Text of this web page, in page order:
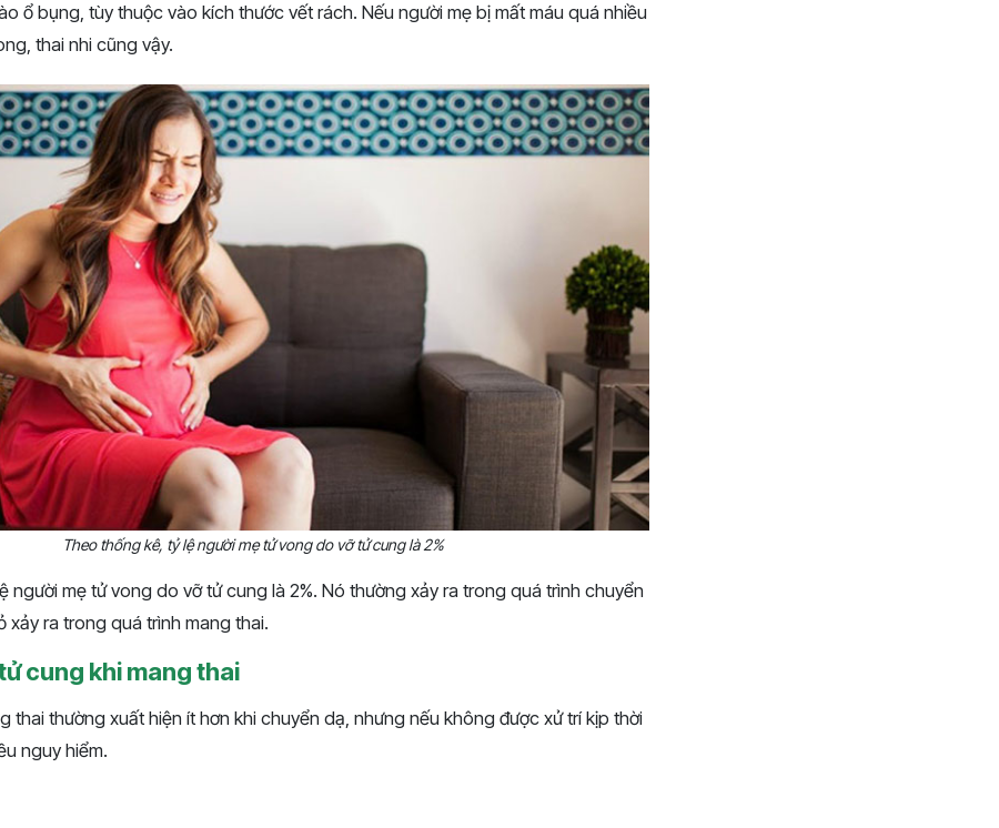
ổ bụng, tùy thuộc vào kích thước vết rách. Nếu người mẹ bị mất máu quá nhiều
thai nhi cũng vậy.
Theo thống kê, tỷ lệ người mẹ tử vong do vỡ tử cung là 2%
người mẹ tử vong do vỡ tử cung là 2%. Nó thường xảy ra trong quá trình chuyển
xảy ra trong quá trình mang thai.
cung khi mang thai
thai thường xuất hiện ít hơn khi chuyển dạ, nhưng nếu không được xử trí kịp thời
nguy hiểm.